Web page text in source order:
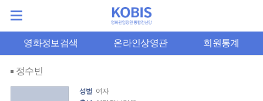
영화정보검색 온라인상영관 회원통계
정수빈
성별 여자